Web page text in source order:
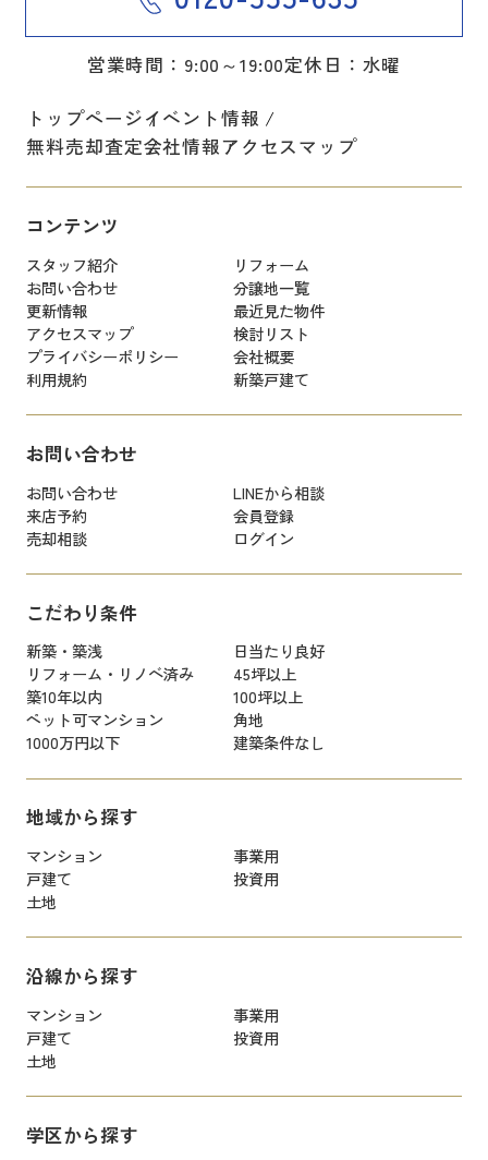
営業時間：9:00～19:00定休日：水曜
トップページイベント情報
無料売却査定会社情報アクセスマップ
コンテンツ
スタッフ紹介
リフォーム
お問い合わせ
分譲地一覧
更新情報
最近見た物件
アクセスマップ
検討リスト
プライバシーポリシー
会社概要
利用規約
新築戸建て
お問い合わせ
お問い合わせ
LINEから相談
来店予約
会員登録
売却相談
ログイン
こだわり条件
新築・築浅
日当たり良好
リフォーム・リノベ済み
45坪以上
築10年以内
100坪以上
ペット可マンション
角地
1000万円以下
建築条件なし
地域から探す
マンション
事業用
戸建て
投資用
土地
沿線から探す
マンション
事業用
戸建て
投資用
土地
学区から探す